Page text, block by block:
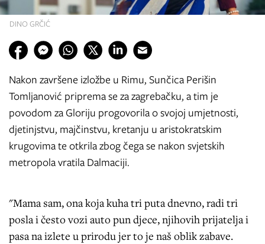
DINO GRČIĆ
Nakon završene izložbe u Rimu, Sunčica Perišin
Tomljanović priprema se za zagrebačku, a tim je
povodom za Gloriju progovorila o svojoj umjetnosti,
djetinjstvu, majčinstvu, kretanju u aristokratskim
krugovima te otkrila zbog čega se nakon svjetskih
metropola vratila Dalmaciji.
"Mama sam, ona koja kuha tri puta dnevno, radi tri
posla i često vozi auto pun djece, njihovih prijatelja i
pasa na izlete u prirodu jer to je naš oblik zabave.